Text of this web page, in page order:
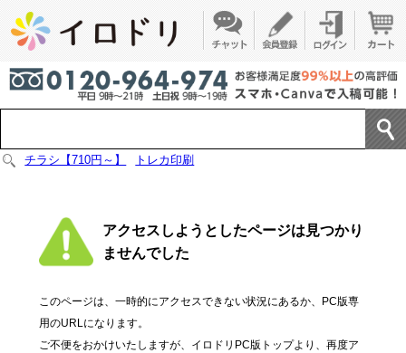
チラシ【710円～】 トレカ印刷
アクセスしようとしたページは見つかり
ませんでした
このページは、一時的にアクセスできない状況にあるか、PC版専
用のURLになります。
ご不便をおかけいたしますが、イロドリPC版トップより、再度ア